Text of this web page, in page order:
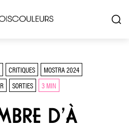
CRITIQUES
MOSTRA 2024
SORTIES 3 MIN
D’À